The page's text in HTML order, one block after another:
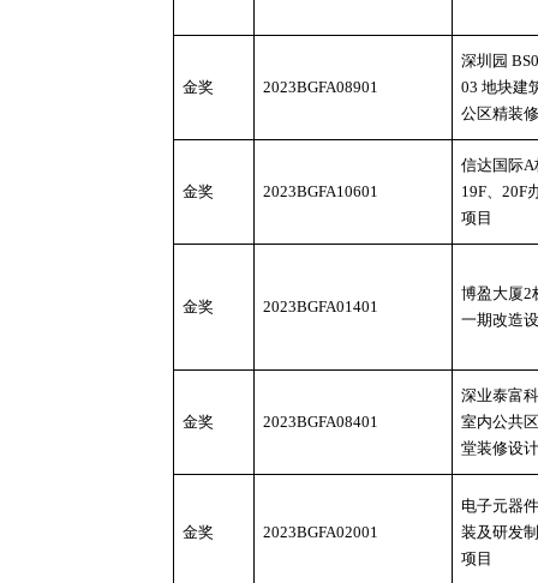
金奖 2023BGFA08901
深圳园
03 地块建
公区精装
金奖 2023BGFA10601
信达国际A
19F、20F
项目
金奖 2023BGFA01401
博盈大厦2
一期改造
金奖 2023BGFA08401
深业泰富
室内公共
堂装修设计
金奖 2023BGFA02001
电子元器
装及研发
项目